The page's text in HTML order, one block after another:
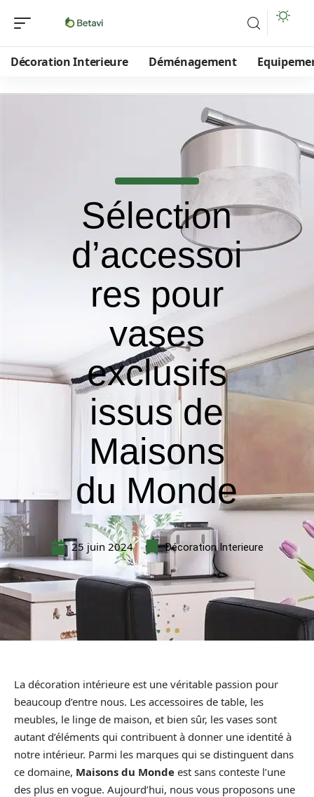
Décoration Interieure Déménagement
Sélection
d’accessoi
res pour
vases
exclusifs
issus de
Maisons
du Monde
25 juin 2024 Décoration Interieure
La décoration intérieure est une véritable passion pour
beaucoup d’entre nous. Les accessoires de table, les
meubles, le linge de maison, et bien sûr, les vases sont
autant d’éléments qui contribuent à donner une identité à
notre intérieur. Parmi les marques qui se distinguent dans
ce domaine, Maisons du Monde est sans conteste l’une
des plus en vogue. Aujourd’hui, nous vous proposons une